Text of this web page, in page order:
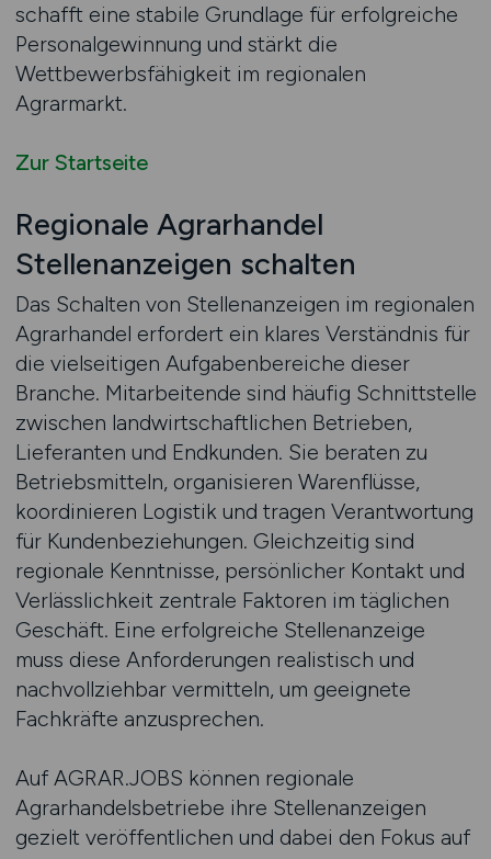
schafft eine stabile Grundlage für erfolgreiche
Personalgewinnung und stärkt die
Wettbewerbsfähigkeit im regionalen
Agrarmarkt.
Zur Startseite
Regionale Agrarhandel
Stellenanzeigen schalten
Das Schalten von Stellenanzeigen im regionalen
Agrarhandel erfordert ein klares Verständnis für
die vielseitigen Aufgabenbereiche dieser
Branche. Mitarbeitende sind häufig Schnittstelle
zwischen landwirtschaftlichen Betrieben,
Lieferanten und Endkunden. Sie beraten zu
Betriebsmitteln, organisieren Warenflüsse,
koordinieren Logistik und tragen Verantwortung
für Kundenbeziehungen. Gleichzeitig sind
regionale Kenntnisse, persönlicher Kontakt und
Verlässlichkeit zentrale Faktoren im täglichen
Geschäft. Eine erfolgreiche Stellenanzeige
muss diese Anforderungen realistisch und
nachvollziehbar vermitteln, um geeignete
Fachkräfte anzusprechen.
Auf AGRAR.JOBS können regionale
Agrarhandelsbetriebe ihre Stellenanzeigen
gezielt veröffentlichen und dabei den Fokus auf